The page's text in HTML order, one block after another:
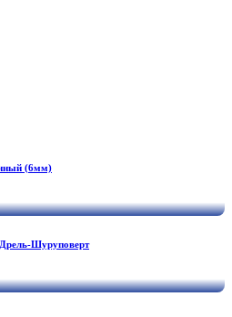
(6мм)
Шуруповерт